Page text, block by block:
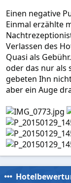
Einen negative
Einmal erzählte
Verlassen des
Quasi als
oder das nur als
gebeten Ihn
aber ein Auge